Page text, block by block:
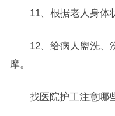
11、根据老人身体状
12、给病人盥洗、
摩。
找医院护工注意哪些